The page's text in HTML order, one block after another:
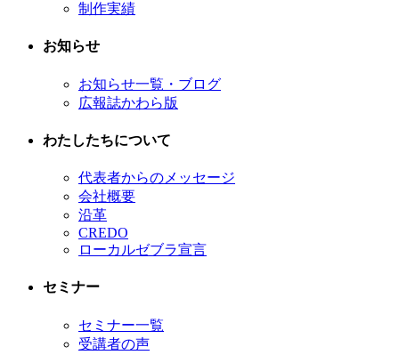
制作実績
お知らせ
お知らせ一覧・ブログ
広報誌かわら版
わたしたちについて
代表者からのメッセージ
会社概要
沿革
CREDO
ローカルゼブラ宣言
セミナー
セミナー一覧
受講者の声